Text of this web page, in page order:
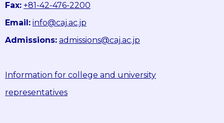
Fax: +81-42-476-2200
Email: info@caj.ac.jp
Admissions: admissions@caj.ac.jp
Information for college and university
representatives